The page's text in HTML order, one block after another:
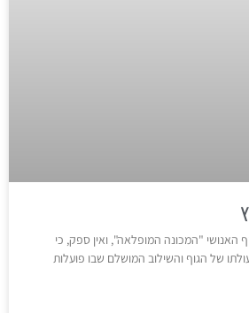
האנושי "המכונה המופלאה", ואין ספק, כי
של הגוף והשילוב המושלם שבו פועלות